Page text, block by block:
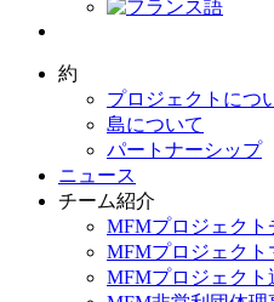
約
プロジェクトにつ
島について
パートナーシップ
ニュース
チーム紹介
MFMプロジェクト
MFMプロジェクト
MFMプロジェクト